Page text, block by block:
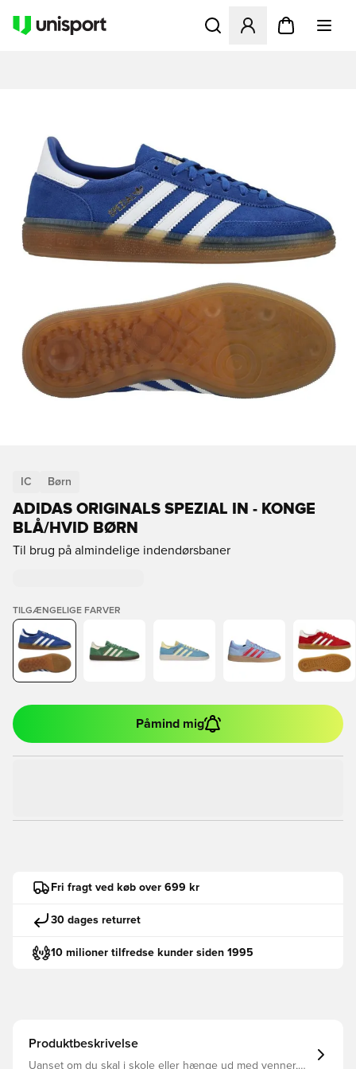
Åbner en Modal til at
IC Børn
ADIDAS ORIGINALS SPEZIAL IN - KONGE
BLÅ/HVID BØRN
Til brug på almindelige indendørsbaner
TILGÆNGELIGE FARVER
Påmind mig
Fri fragt ved køb over 699 kr
30 dages returret
10 milioner tilfredse kunder siden 1995
Produktbeskrivelse
Uanset om du skal i skole eller hænge ud med venner,